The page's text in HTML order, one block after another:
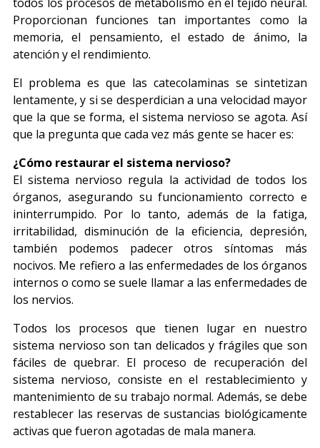
Proporcionan funciones tan importantes como la
memoria, el pensamiento, el estado de ánimo, la
atención y el rendimiento.
El problema es que las catecolaminas se sintetizan
lentamente, y si se desperdician a una velocidad mayor
que la que se forma, el sistema nervioso se agota. Así
que la pregunta que cada vez más gente se hacer es:
¿Cómo restaurar el sistema nervioso?
El sistema nervioso regula la actividad de todos los
órganos, asegurando su funcionamiento correcto e
ininterrumpido. Por lo tanto, además de la fatiga,
irritabilidad, disminución de la eficiencia, depresión,
también podemos padecer otros síntomas más
nocivos. Me refiero a las enfermedades de los órganos
internos o como se suele llamar a las enfermedades de
los nervios.
Todos los procesos que tienen lugar en nuestro
sistema nervioso son tan delicados y frágiles que son
fáciles de quebrar. El proceso de recuperación del
sistema nervioso, consiste en el restablecimiento y
mantenimiento de su trabajo normal. Además, se debe
restablecer las reservas de sustancias biológicamente
activas que fueron agotadas de mala manera.